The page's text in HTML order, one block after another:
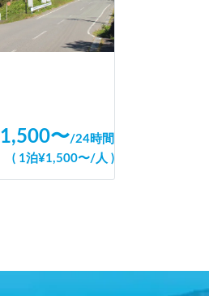
1,500〜/24時間
( 1泊¥1,500〜/ 人 )